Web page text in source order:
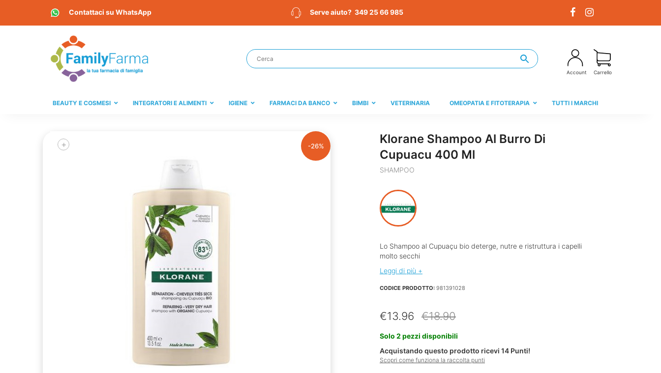
Contattaci su WhatsApp Serve aiuto? 349 25 66 985
Account Carrello
BEAUTY E COSMESI INTEGRATORI E ALIMENTI IGIENE FARMACI DA BANCO BIMBI VETERINARIA OMEOPATIA E FITOTERAPIA TUTTI I MARCHI
-26%
+
Klorane Shampoo Al Burro Di
Cupuacu 400 Ml
SHAMPOO
Lo Shampoo al Cupuaçu bio deterge, nutre e ristruttura i capelli
molto secchi
Leggi di più +
CODICE PRODOTTO: 981391028
€18.90Il
originale
era:
€18.90.
€13.96
Il
attuale
è:
€13.96.
Solo 2 pezzi disponibili
Acquistando questo prodotto ricevi 14 Punti!
Scopri come funziona la raccolta punti